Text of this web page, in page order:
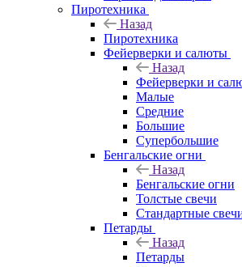
Пиротехника
Назад
Пиротехника
Фейерверки и салюты
Назад
Фейерверки и
Малые
Средние
Большие
Супербольшие
Бенгальские огни
Назад
Бенгальские огни
Толстые свечи
Стандартные
Петарды
Назад
Петарды